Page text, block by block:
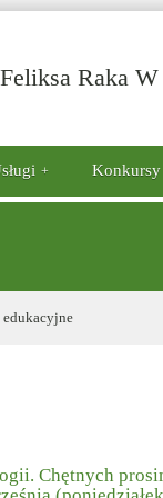
Raka
Konkursy
edukacyjne
Chętnych